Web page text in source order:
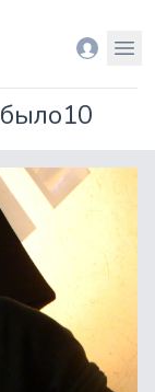
Вход
было10